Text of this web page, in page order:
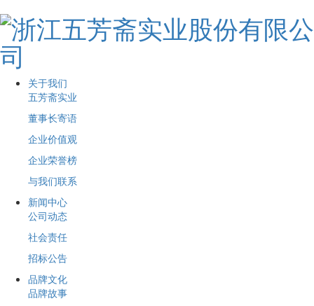
关于我们
五芳斋实业
董事长寄语
企业价值观
企业荣誉榜
与我们联系
新闻中心
公司动态
社会责任
招标公告
品牌文化
品牌故事